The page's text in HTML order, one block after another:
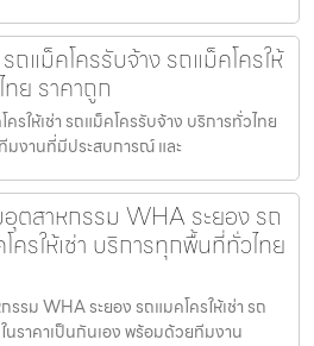
ถแม็คโครรับจ้าง รถแม็คโครให้
ย ราคาถูก
รให้เช่า รถแม็คโครรับจ้าง บริการทั่วไทย
มงานที่มีประสบการณ์ และ
ตสาหกรรม WHA ระยอง รถ
ครให้เช่า บริการทุกพื้นที่ทั่วไทย
รม WHA ระยอง รถแมคโครให้เช่า รถ
นราคาเป็นกันเอง พร้อมด้วยทีมงาน